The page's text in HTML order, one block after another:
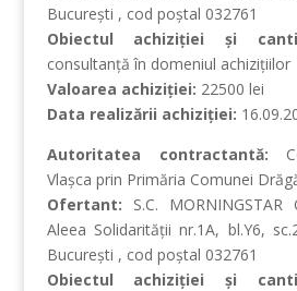
Bucureşti , cod poştal 032761
Obiectul achiziţiei şi
consultanţă în domeniul achiziţiilor
Valoarea achiziţiei: 22500 lei
Data realizării achiziţiei:
Autoritatea contractantă:
Vlaşca prin Primăria Comunei
Ofertant: S.C. MORNINGSTAR
Aleea Solidarităţii nr.1A, bl.Y6,
Bucureşti , cod poştal 032761
Obiectul achiziţiei şi